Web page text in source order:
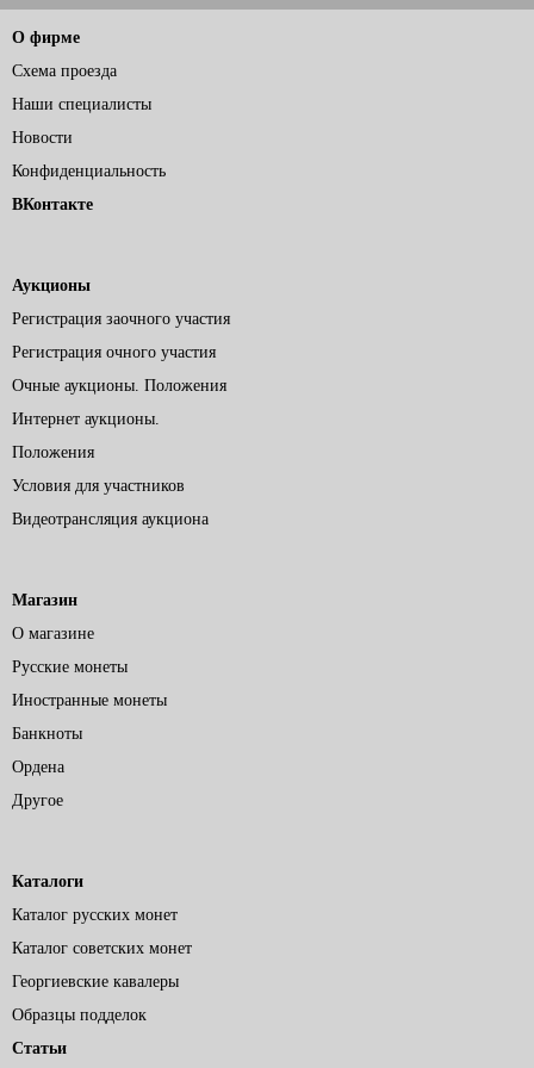
О фирме
Схема проезда
Наши специалисты
Новости
Конфиденциальность
ВКонтакте
Аукционы
Регистрация заочного участия
Регистрация очного участия
Очные аукционы. Положения
Интернет аукционы.
Положения
Условия для участников
Видеотрансляция аукциона
Магазин
О магазине
Русские монеты
Иностранные монеты
Банкноты
Ордена
Другое
Каталоги
Каталог русских монет
Каталог советских монет
Георгиевские кавалеры
Образцы подделок
Статьи